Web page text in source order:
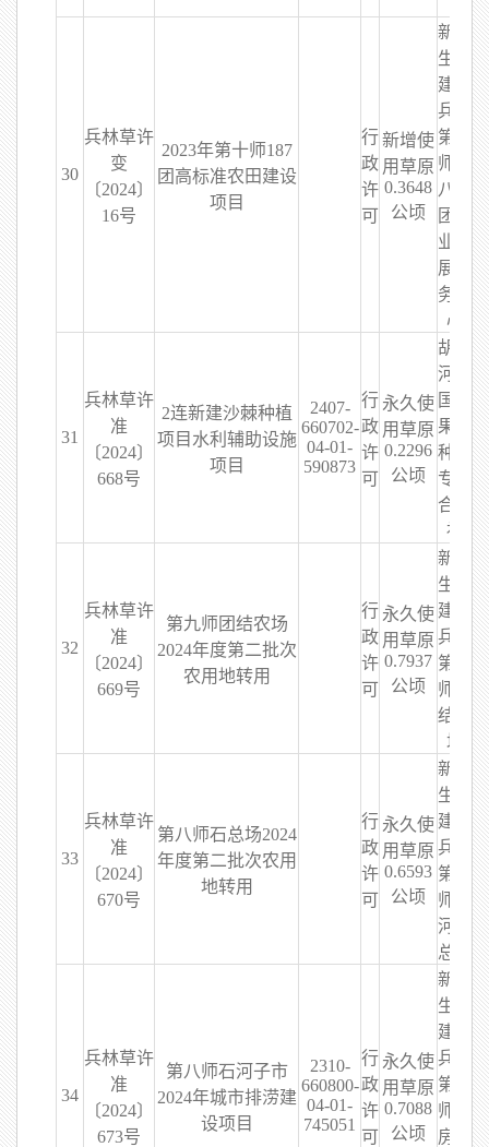
30
兵林草许
变
〔2024〕
16号
2023年第十师187
团高标准农田建设
项目
行
政
许
可
新增使
用草原
0.3648
公顷
新疆
生产
建设
兵团
第十
师一
八七
团农
业发
展服
务中
心
31
兵林草许
准
〔2024〕
668号
2连新建沙棘种植
项目水利辅助设施
项目
2407-
660702-
04-01-
590873
行
政
许
可
永久使
用草原
0.2296
公顷
胡杨
河市
国晟
果蔬
种植
专业
合作
社
32
兵林草许
准
〔2024〕
669号
第九师团结农场
2024年度第二批次
农用地转用
行
政
许
可
永久使
用草原
0.7937
公顷
新疆
生产
建设
兵团
第九
师团
结农
场
33
兵林草许
准
〔2024〕
670号
第八师石总场2024
年度第二批次农用
地转用
行
政
许
可
永久使
用草原
0.6593
公顷
新疆
生产
建设
兵团
第八
师石
河子
总场
34
兵林草许
准
〔2024〕
673号
第八师石河子市
2024年城市排涝建
设项目
2310-
660800-
04-01-
745051
行
政
许
可
永久使
用草原
0.7088
公顷
新疆
生产
建设
兵团
第八
师住
房和